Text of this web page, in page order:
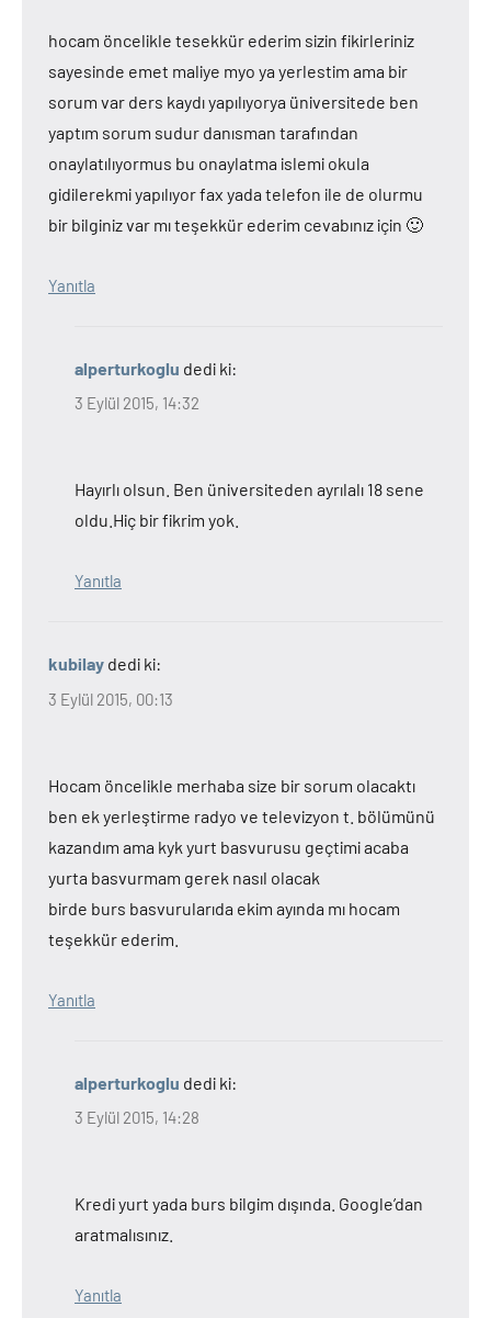
hocam öncelikle tesekkür ederim sizin fikirleriniz
sayesinde emet maliye myo ya yerlestim ama bir
sorum var ders kaydı yapılıyorya üniversitede ben
yaptım sorum sudur danısman tarafından
onaylatılıyormus bu onaylatma islemi okula
gidilerekmi yapılıyor fax yada telefon ile de olurmu
bir bilginiz var mı teşekkür ederim cevabınız için 🙂
Yanıtla
alperturkoglu dedi ki:
3 Eylül 2015, 14:32
Hayırlı olsun. Ben üniversiteden ayrılalı 18 sene
oldu.Hiç bir fikrim yok.
Yanıtla
kubilay dedi ki:
3 Eylül 2015, 00:13
Hocam öncelikle merhaba size bir sorum olacaktı
ben ek yerleştirme radyo ve televizyon t. bölümünü
kazandım ama kyk yurt basvurusu geçtimi acaba
yurta basvurmam gerek nasıl olacak
birde burs basvurularıda ekim ayında mı hocam
teşekkür ederim.
Yanıtla
alperturkoglu dedi ki:
3 Eylül 2015, 14:28
Kredi yurt yada burs bilgim dışında. Google’dan
aratmalısınız.
Yanıtla